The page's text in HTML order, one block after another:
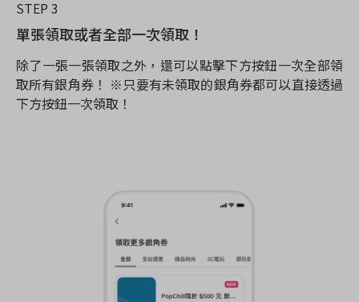
STEP 3
單張領取或者全部一次領取！
除了一張一張領取之外，還可以點擊下方按鈕一次全部領
取所有銀角券！ ※只要有未領取的銀角券都可以直接透過
下方按鈕一次領取！